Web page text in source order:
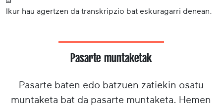
Ikur hau agertzen da transkripzio bat eskuragarri denean.
Pasarte muntaketak
Pasarte baten edo batzuen zatiekin osatu
muntaketa bat da pasarte muntaketa. Hemen